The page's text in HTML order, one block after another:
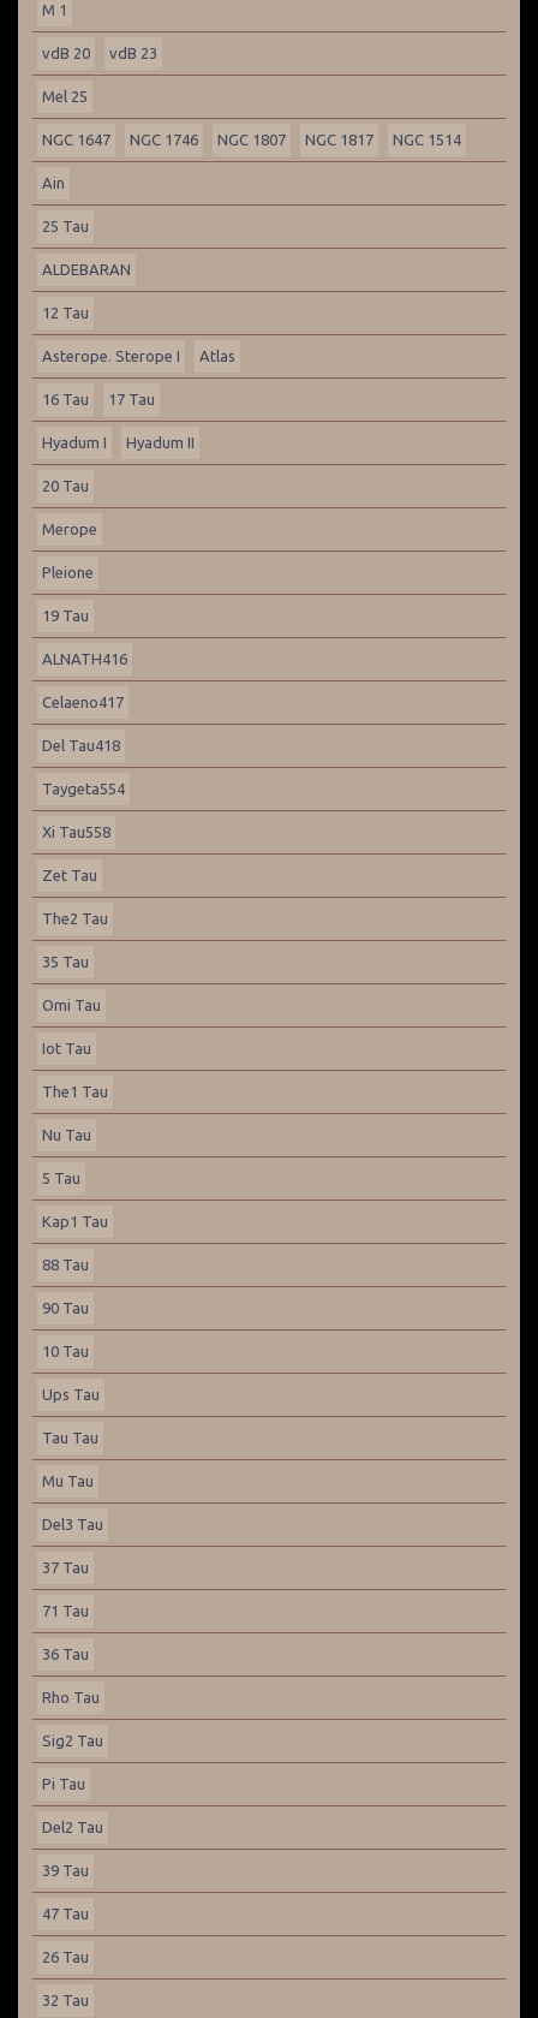
M 1
vdB 20 vdB 23
Mel 25
NGC 1647 NGC 1746 NGC 1807 NGC 1817 NGC 1514
Ain
25 Tau
ALDEBARAN
12 Tau
Asterope. Sterope I Atlas
16 Tau 17 Tau
Hyadum I Hyadum II
20 Tau
Merope
Pleione
19 Tau
ALNATH416
Celaeno417
Del Tau418
Taygeta554
Xi Tau558
Zet Tau
The2 Tau
35 Tau
Omi Tau
Iot Tau
The1 Tau
Nu Tau
5 Tau
Kap1 Tau
88 Tau
90 Tau
10 Tau
Ups Tau
Tau Tau
Mu Tau
Del3 Tau
37 Tau
71 Tau
36 Tau
Rho Tau
Sig2 Tau
Pi Tau
Del2 Tau
39 Tau
47 Tau
26 Tau
32 Tau